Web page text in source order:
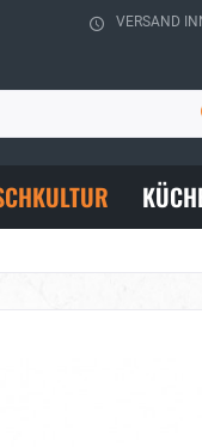
VERSAND